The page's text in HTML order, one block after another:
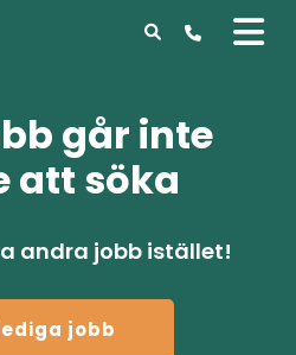
går inte
att söka
andra jobb istället!
jobb